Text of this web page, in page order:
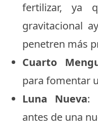
fertilizar, ya
gravitacional
penetren más
Cuarto
para fomentar
Luna Nueva:
antes de una